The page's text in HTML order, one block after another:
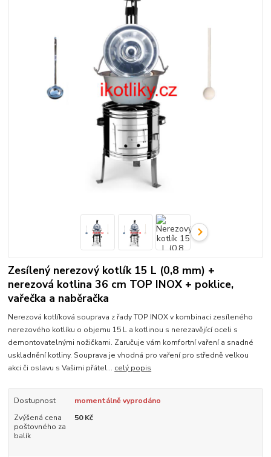
Zesílený nerezový kotlík 15 L (0,8 mm) +
nerezová kotlina 36 cm TOP INOX + poklice,
vařečka a naběračka
Nerezová kotlíková souprava z řady TOP INOX v kombinaci zesíleného
nerezového kotlíku o objemu 15 L a kotlinou s nerezavějící oceli s
demontovatelnými nožičkami. Zaručuje vám komfortní vaření a snadné
uskladnění kotliny. Souprava je vhodná pro vaření pro středně velkou
akci či oslavu s Vašimi přátel... celý popis
Dostupnost
momentálně vyprodáno
Zvýšená cena
poštovného za
balík
50 Kč